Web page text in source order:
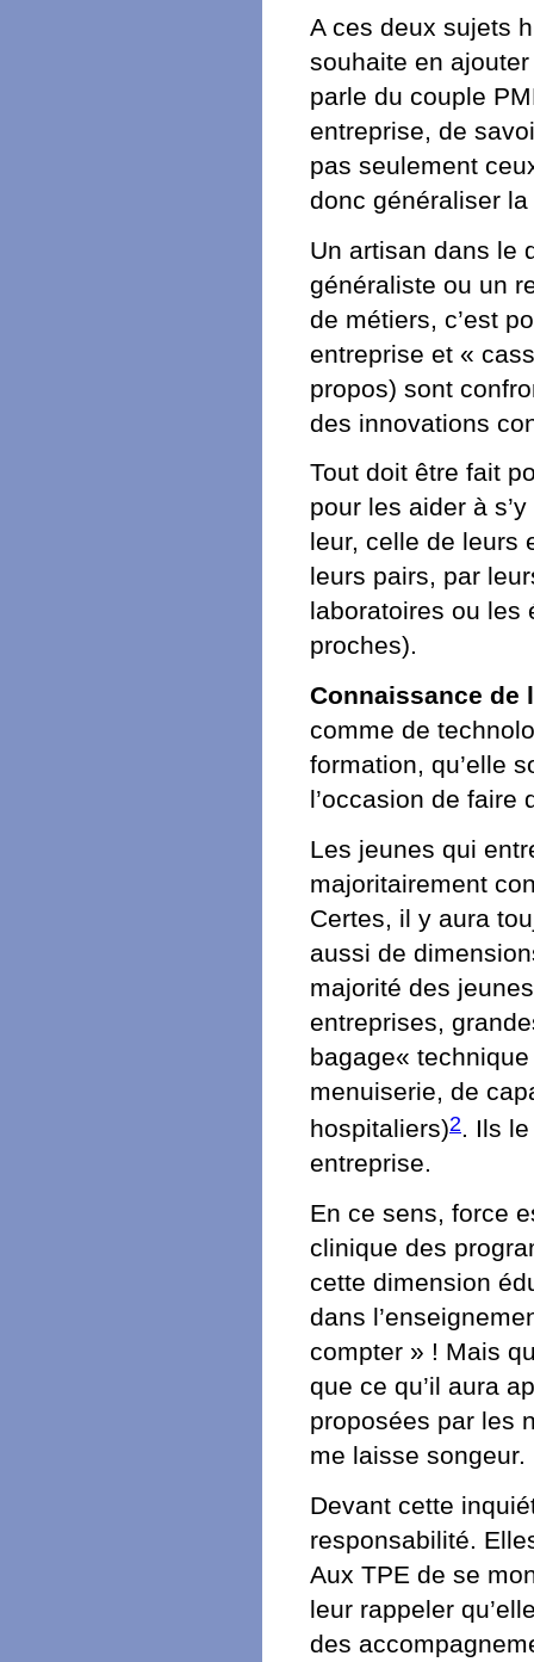
A ces deux sujets
souhaite en
parle du couple
entreprise, de
pas seulement
donc généraliser
Un artisan dans le
généraliste ou un
de métiers, c’est
entreprise et «
propos) sont
des innovations
Tout doit être fait
pour les aider à
leur, celle de leurs
leurs pairs, par
laboratoires ou les
proches).
Connaissance de
comme de
formation, qu’elle
l’occasion de faire
Les jeunes qui
majoritairement
Certes, il y aura
aussi de
majorité des
entreprises,
bagage«
menuiserie, de
hospitaliers)2. Ils
entreprise.
En ce sens, force
clinique des
cette dimension
dans
compter » ! Mais
que ce qu’il aura
proposées par les
me laisse songeur.
Devant cette
responsabilité.
Aux TPE de se
leur rappeler
des